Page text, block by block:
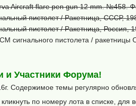
Aircraft flare pen gun 12 mm. №458.
пистолет / Ракетница, СССР,
пистолет / Ракетница, Россия,
сигнального пистолета /
и Участники Форума!
Содержимое темы регулярно
по номеру лота в списке, для